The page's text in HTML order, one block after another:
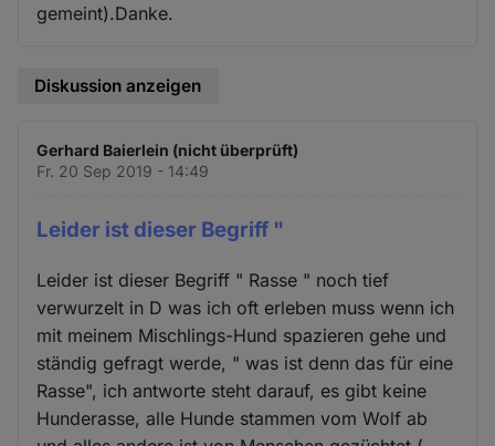
gemeint).Danke.
Diskussion anzeigen
Gerhard Baierlein (nicht überprüft)
Fr. 20 Sep 2019 - 14:49
Leider ist dieser Begriff "
Leider ist dieser Begriff " Rasse " noch tief
verwurzelt in D was ich oft erleben muss wenn ich
mit meinem Mischlings-Hund spazieren gehe und
ständig gefragt werde, " was ist denn das für eine
Rasse", ich antworte steht darauf, es gibt keine
Hunderasse, alle Hunde stammen vom Wolf ab